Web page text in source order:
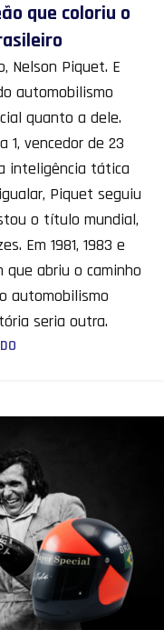
que coloriu o
Nelson Piquet. E
automobilismo
quanto a dele.
1, vencedor de 23
inteligência tática
Piquet seguiu
o título mundial,
Em 1981, 1983 e
que abriu o caminho
automobilismo
seria outra.